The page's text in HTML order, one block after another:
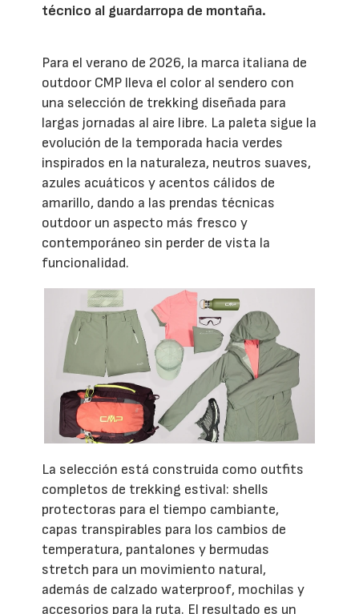
técnico al guardarropa de montaña.
Para el verano de 2026, la marca italiana de
outdoor CMP lleva el color al sendero con
una selección de trekking diseñada para
largas jornadas al aire libre. La paleta sigue la
evolución de la temporada hacia verdes
inspirados en la naturaleza, neutros suaves,
azules acuáticos y acentos cálidos de
amarillo, dando a las prendas técnicas
outdoor un aspecto más fresco y
contemporáneo sin perder de vista la
funcionalidad.
La selección está construida como outfits
completos de trekking estival: shells
protectoras para el tiempo cambiante,
capas transpirables para los cambios de
temperatura, pantalones y bermudas
stretch para un movimiento natural,
además de calzado waterproof, mochilas y
accesorios para la ruta. El resultado es un